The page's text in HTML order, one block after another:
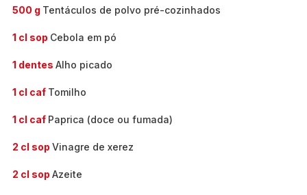
500 g Tentáculos de polvo pré-cozinhados
1 cl sop Cebola em pó
1 dentes Alho picado
1 cl caf Tomilho
1 cl caf Paprica (doce ou fumada)
2 cl sop Vinagre de xerez
2 cl sop Azeite